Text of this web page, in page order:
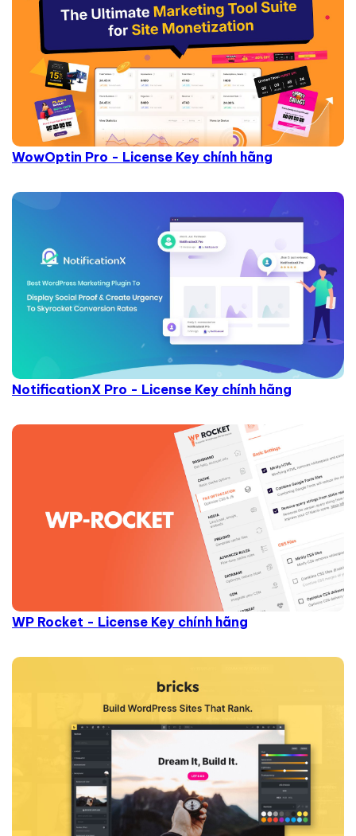
WowOptin Pro - License Key chính hãng
NotificationX Pro - License Key chính hãng
WP Rocket - License Key chính hãng